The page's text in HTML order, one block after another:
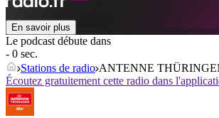
En savoir plus
Le podcast débute dans
- 0 sec.
Stations de radio ANTENNE
Écoutez gratuitement cette radio dans